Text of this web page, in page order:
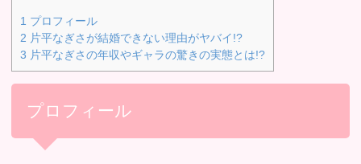
1 プロフィール
2 片平なぎさが結婚できない理由がヤバイ!?
3 片平なぎさの年収やギャラの驚きの実態とは!?
プロフィール